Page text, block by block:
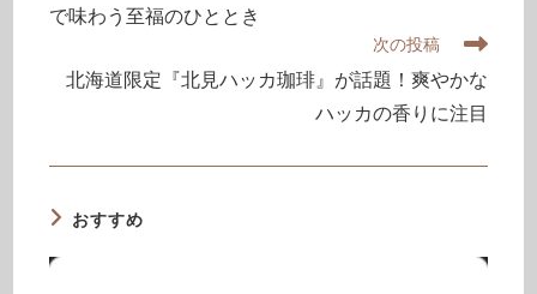
で味わう至福のひととき
次の投稿
北海道限定『北見ハッカ珈琲』が話題！爽やかな
ハッカの香りに注目
おすすめ